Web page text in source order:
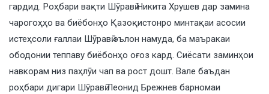
гардид. Роҳбари вақти Шӯравӣ Никита Хрушев дар замина
чарогоҳҳо ва биёбонҳо Қазоқистонро минтақаи асосии
истеҳсоли ғаллаи Шӯравӣ эълон намуда, ба маъракаи
ободонии теппаву биёбонҳо оғоз кард. Сиёсати заминҳои
навкорам низ паҳлӯи чап ва рост дошт. Вале баъдан
роҳбари дигари Шӯравӣ Леонид Брежнев барномаи